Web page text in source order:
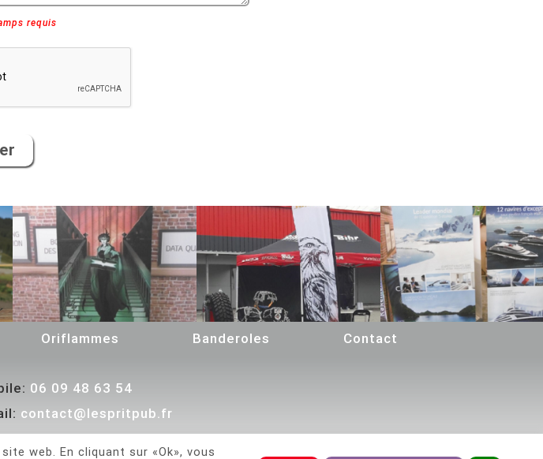
requis
Oriflammes Banderoles Contact
06 09 48 63 54
contact@lespritpub.fr
web. En cliquant sur «Ok», vous